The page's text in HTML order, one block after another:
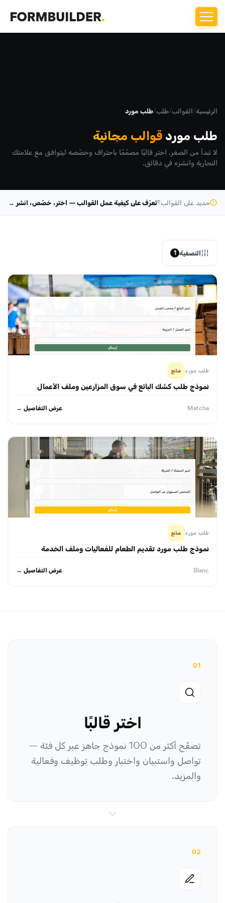
الرئيسية/القوالب/طلب/طلب مورد
طلب موردقوالب مجانية
لا تبدأ من الصفر. اختر قالبًا مصمّمًا باحتراف وخصّصه ليتوافق مع علامتك
التجارية وانشره في دقائق.
جديد على القوالب؟تعرّف على كيفية عمل القوالب — اختر، خصّص، انشر →
التصفية 1
formbuilder.ai/f/farmers-market-vendor-booth-application-business-profile-form
اسم البائع / صاحب العمل
اسم العمل / المزرعة
إرسال
طلب مورد شائع
نموذج طلب كشك البائع في سوق المزارعين وملف الأعمال
Matcha عرض التفاصيل →
formbuilder.ai/f/event-catering-vendor-application-service-profile-form
اسم المنشأة / الشركة
الشخص المسؤول عن التواصل
إرسال
طلب مورد شائع
نموذج طلب مورد تقديم الطعام للفعاليات وملف الخدمة
Blanc عرض التفاصيل →
01
اختر قالبًا
تصفّح أكثر من 100 نموذج جاهز عبر كل فئة —
تواصل واستبيان واختبار وطلب توظيف وفعالية
والمزيد.
02